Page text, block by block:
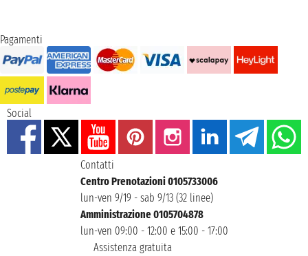
Pagamenti
Social
Contatti
Centro Prenotazioni 0105733006
lun-ven 9/19 - sab 9/13 (32 linee)
Amministrazione 0105704878
lun-ven 09:00 - 12:00 e 15:00 - 17:00
Assistenza gratuita